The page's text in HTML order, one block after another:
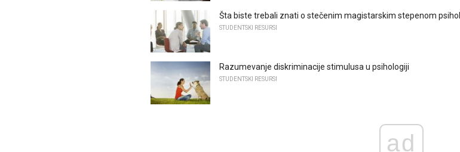
Šta biste trebali znati o stečenim magistarskim stepenom
STUDENTSKI RESURSI
Razumevanje diskriminacije stimulusa u psihologiji
STUDENTSKI RESURSI
ad